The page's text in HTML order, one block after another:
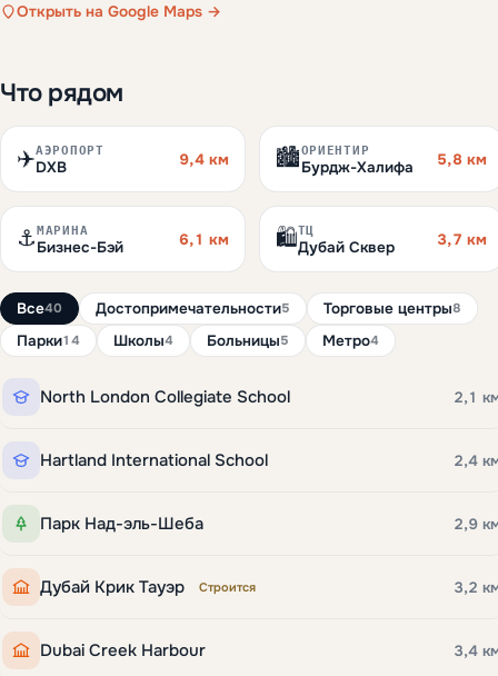
Открыть на Google Maps →
Что рядом
✈️АЭРОПОРТ
DXB 9,4 км 🏙️ОРИЕНТИР
Бурдж-Халифа 5,8 км
⚓ МАРИНА
Бизнес-Бэй 6,1 км 🛍️ТЦ
Дубай Сквер 3,7 км
Все40 Достопримечательности5 Торговые центры8
Парки14 Школы4 Больницы5 Метро4
North London Collegiate School 2,1
Hartland International School 2,4
Парк Над-эль-Шеба 2,9
Дубай Крик Тауэр Строится 3,2
Dubai Creek Harbour 3,4